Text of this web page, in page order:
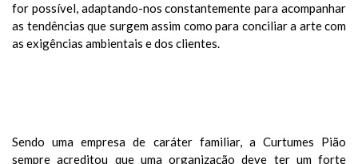
for possível, adaptando-nos constantemente para acompanhar
as tendências que surgem assim como para conciliar a arte com
as exigências ambientais e dos clientes.
Sendo uma empresa de caráter familiar, a Curtumes Pião
sempre acreditou que uma organização deve ter um forte